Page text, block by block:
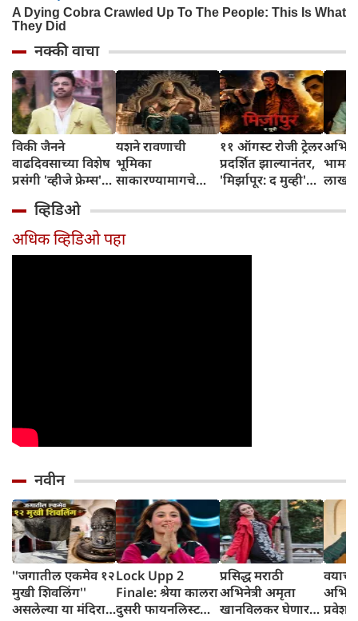
नक्की वाचा
विकी जैनने
वाढदिवसाच्या विशेष
प्रसंगी 'व्हीजे फ्रेम्स'
हाऊसची भव्य
सुरुवात केली
यशने रावणाची
भूमिका
साकारण्यामागचे
११ ऑगस्ट रोजी ट्रेलर
प्रदर्शित झाल्यानंतर,
'मिर्झापूर: द मुव्ही'
प्रमोशन करणार
व्हिडिओ
अधिक व्हिडिओ पहा
नवीन
''जगातील एकमेव १२
मुखी शिवलिंग''
असलेल्या या मंदिरात
Lock Upp 2
Finale: श्रेया कालरा
दुसरी फायनलिस्ट
प्रसिद्ध मराठी
अभिनेत्री अमृता
खानविलकर घेणार
प्रवेश